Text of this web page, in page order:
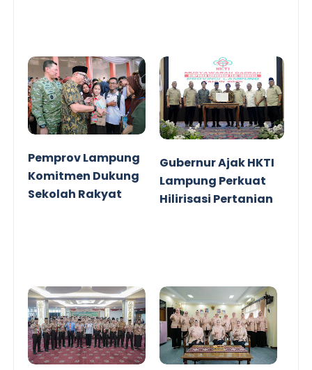
Pemprov Lampung
Komitmen Dukung
Sekolah Rakyat
Gubernur Ajak HKTI
Lampung Perkuat
Hilirisasi Pertanian